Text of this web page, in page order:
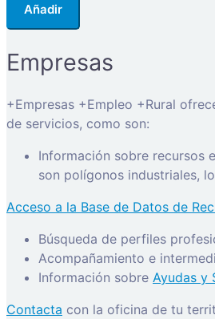
Añadir
Empresas
+Empresas +Empleo +Rural
de servicios, como son:
Información sobre recursos
son polígonos industriales,
Acceso a la Base de Datos de
Búsqueda de perfiles
Acompañamiento e
Información sobre Ayudas y
Contacta con la oficina de tu